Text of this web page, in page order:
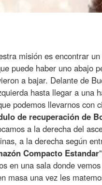
misión es encontrar
puede haber uno abajo
a bajar. Delante de
hasta llegar a una
podemos llevarnos con
de recuperación de
a la derecha del
a la derecha según
Compacto Estandar
en una sala donde
masa una vez les